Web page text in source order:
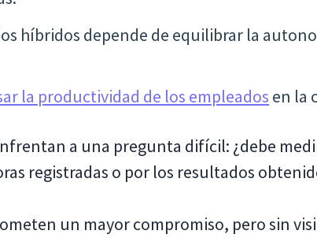
híbridos depende de equilibrar la
la productividad de los empleados en la
a una pregunta difícil: ¿debe
registradas o por los resultados
un mayor compromiso, pero sin